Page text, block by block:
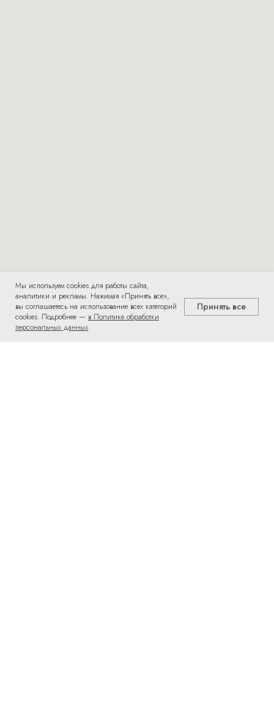
Мы используем cookies для работы сайта,
аналитики и рекламы. Нажимая «Принять все»,
вы соглашаетесь на использование всех категорий
cookies. Подробнее — в Политике обработки
персональных данных.
Принять все